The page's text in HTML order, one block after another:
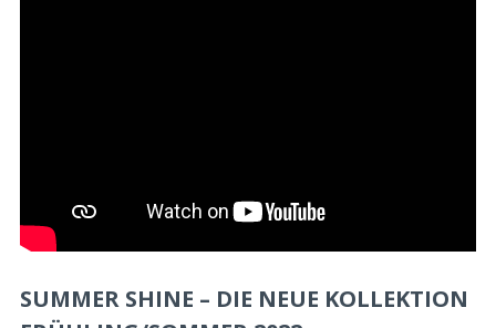
SUMMER SHINE – DIE NEUE KOLLEKTION